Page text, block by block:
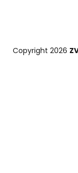
Copyright 2026